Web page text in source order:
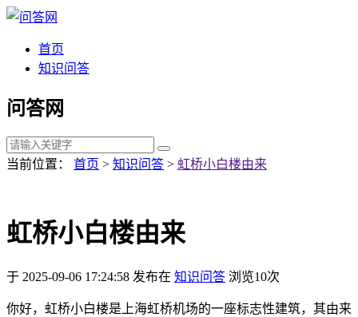
首页
知识问答
问答网
当前位置： 首页 > 知识问答 > 虹桥小白楼由来
虹桥小白楼由来
于 2025-09-06 17:24:58 发布在 知识问答 浏览10次
你好，虹桥小白楼是上海虹桥机场的一座标志性建筑，其由来